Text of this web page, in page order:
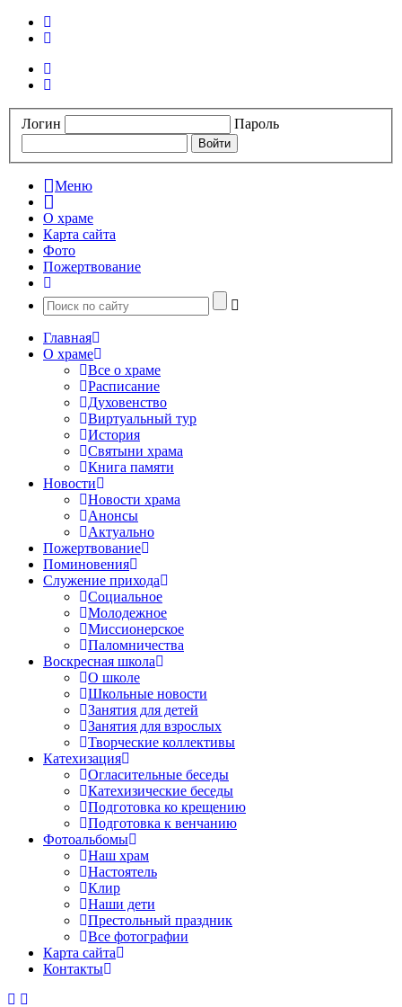
Логин Пароль
Меню
О храме
Карта сайта
Фото
Пожертвование
Главная
О храме
Все о храме
Расписание
Духовенство
Виртуальный тур
История
Святыни храма
Книга памяти
Новости
Новости храма
Анонсы
Актуально
Пожертвование
Поминовения
Служение прихода
Социальное
Молодежное
Миссионерское
Паломничества
Воскресная школа
О школе
Школьные новости
Занятия для детей
Занятия для взрослых
Творческие коллективы
Катехизация
Огласительные беседы
Катехизические беседы
Подготовка ко крещению
Подготовка к венчанию
Фотоальбомы
Наш храм
Настоятель
Клир
Наши дети
Престольный праздник
Все фотографии
Карта сайта
Контакты